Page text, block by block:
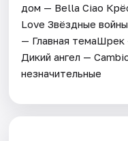
дом — Bella Ciao
Love Звёздные
— Главная
Дикий ангел —
незначительные